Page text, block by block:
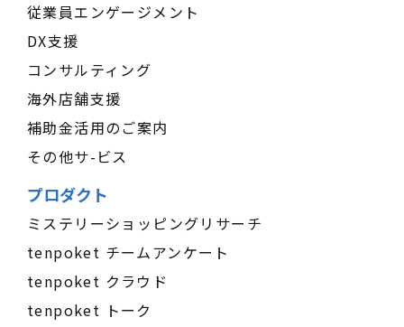
従業員エンゲージメント
DX支援
コンサルティング
海外店舗支援
補助金活用のご案内
その他サ-ビス
プロダクト
ミステリーショッピングリサーチ
tenpoket チームアンケート
tenpoket クラウド
tenpoket トーク